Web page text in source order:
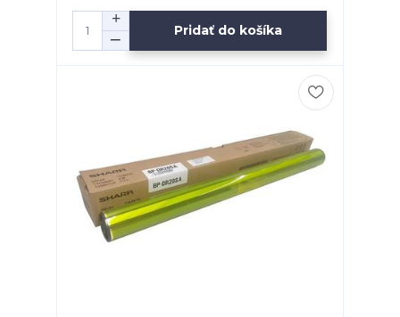
Pridať do košíka